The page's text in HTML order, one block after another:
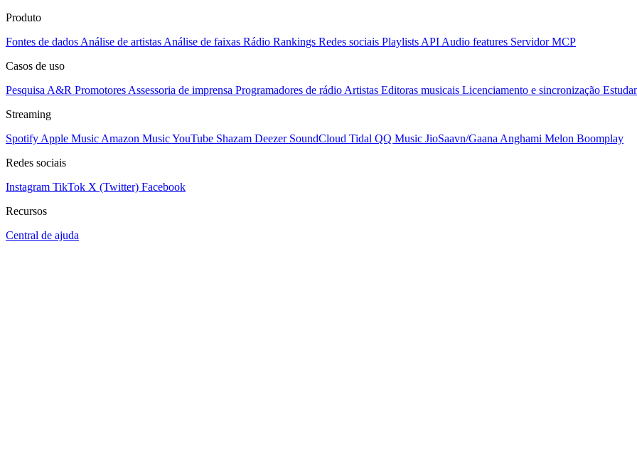
Produto
Fontes de dados Análise de artistas Análise de faixas Rádio Rankings Redes sociais Playlists API Audio features Servidor MCP
Casos de uso
Pesquisa A&R Promotores Assessoria de imprensa Programadores de rádio Artistas Editoras musicais Licenciamento e sincronização
Streaming
Spotify Apple Music Amazon MusicYouTube Shazam Deezer SoundCloud Tidal QQ Music JioSaavn/Gaana Anghami Melon Boomplay
Redes sociais
Instagram TikTok X (Twitter) Facebook
Recursos
Central de ajuda